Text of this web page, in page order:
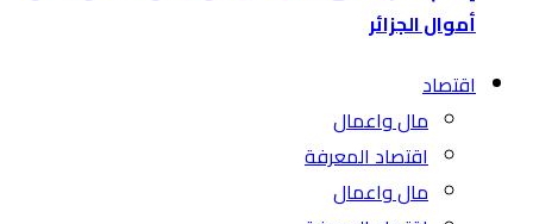
أموال الجزائر
اقتصاد
مال واعمال
اقتصاد المعرفة
مال واعمال